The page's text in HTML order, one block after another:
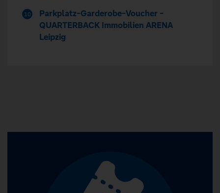
10
Parkplatz-Garderobe-Voucher -
QUARTERBACK Immobilien ARENA
Leipzig